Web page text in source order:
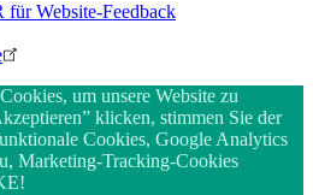
Website-Feedback
um unsere Website zu
klicken, stimmen Sie der
Cookies, Google Analytics
Marketing-Tracking-Cookies